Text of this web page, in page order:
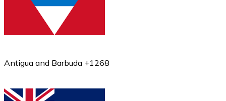
Antigua and Barbuda +1268